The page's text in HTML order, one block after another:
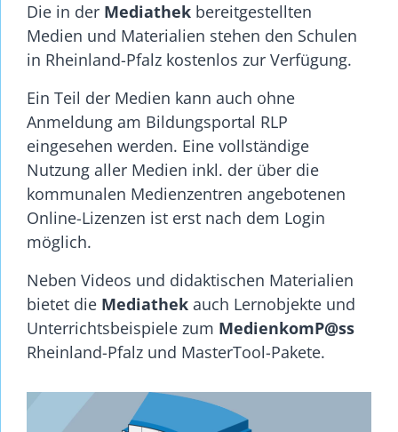
Die in der Mediathek bereitgestellten
Medien und Materialien stehen den Schulen
in Rheinland-Pfalz kostenlos zur Verfügung.
Ein Teil der Medien kann auch ohne
Anmeldung am Bildungsportal RLP
eingesehen werden. Eine vollständige
Nutzung aller Medien inkl. der über die
kommunalen Medienzentren angebotenen
Online-Lizenzen ist erst nach dem Login
möglich.
Neben Videos und didaktischen Materialien
bietet die Mediathek auch Lernobjekte und
Unterrichtsbeispiele zum MedienkomP@ss
Rheinland-Pfalz und MasterTool-Pakete.